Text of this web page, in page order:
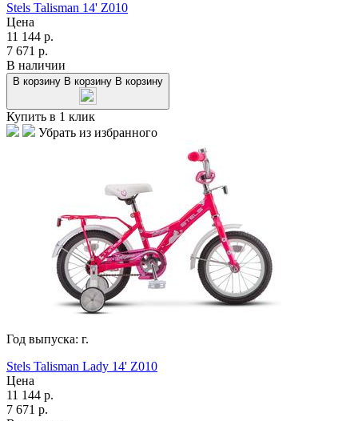
Stels Talisman 14' Z010
Цена
11 144 р.
7 671 р.
В наличии
В корзину В корзину В корзину
Купить в 1 клик
Убрать из избранного
Год выпуска: г.
Stels Talisman Lady 14' Z010
Цена
11 144 р.
7 671 р.